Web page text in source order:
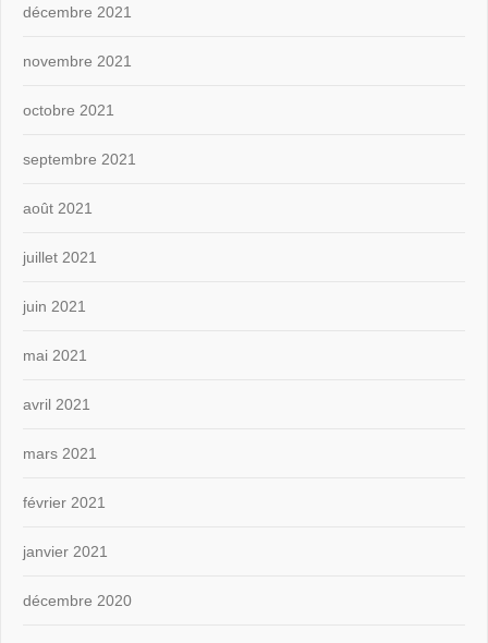
décembre 2021
novembre 2021
octobre 2021
septembre 2021
août 2021
juillet 2021
juin 2021
mai 2021
avril 2021
mars 2021
février 2021
janvier 2021
décembre 2020